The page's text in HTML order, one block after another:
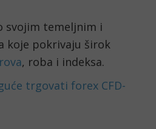
svojim temeljnim i
koje pokrivaju širok
, roba i indeksa.
trgovati forex CFD-